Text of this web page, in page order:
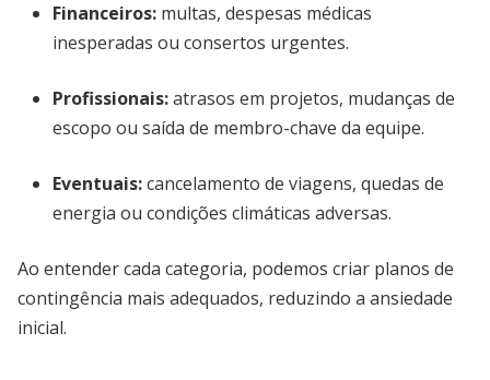
Financeiros: multas, despesas médicas
inesperadas ou consertos urgentes.
Profissionais:atrasos em projetos, mudanças de
escopo ou saída de membro-chave da equipe.
Eventuais:cancelamento de viagens, quedas de
energia ou condições climáticas adversas.
Ao entender cada categoria, podemos criar planos de
contingência mais adequados, reduzindo a ansiedade
inicial.